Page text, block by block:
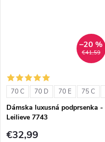
€41,59
–20 %
70 C 70 D 70 E 75 C
Dámska luxusná podprsenka -
Leilieve 7743
€32,99